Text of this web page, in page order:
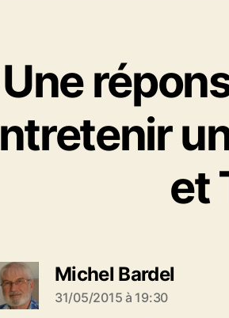
Une
et
Michel Bardel
31/05/2015 à 19:30